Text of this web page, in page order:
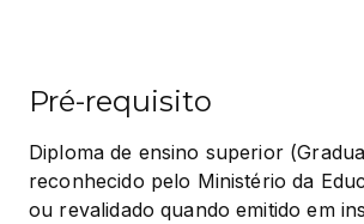
Pré-requisito
Diploma de ensino superior
reconhecido pelo Ministério da
ou revalidado quando emitido em